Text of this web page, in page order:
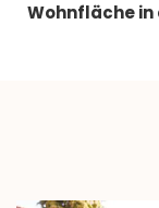
Wohnfläche in